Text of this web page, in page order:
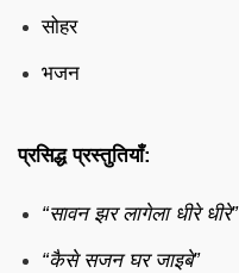
सोहर
भजन
प्रसिद्ध प्रस्तुतियाँ:
“सावन झर लागेला धीरे धीरे”
“कैसे सजन घर जाइबे”